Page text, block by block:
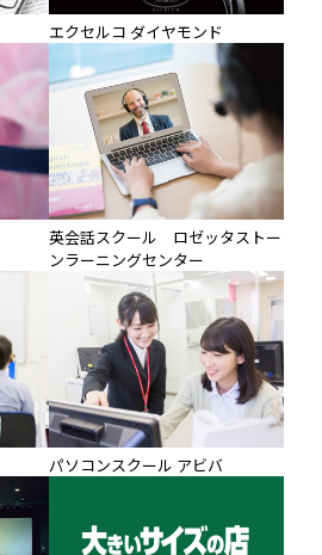
エクセルコ ダイヤモンド
英会話スクール ロゼッタストー
ンラーニングセンター
パソコンスクール アビバ